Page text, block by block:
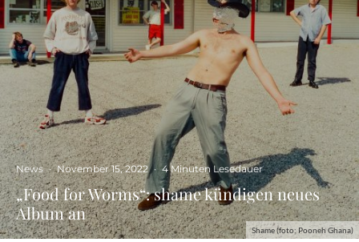
Shame (foto: Pooneh Ghana)
News · November 15, 2022 · 4 Minuten Lesedauer
„Food for Worms“: shame kündigen neues
Album an